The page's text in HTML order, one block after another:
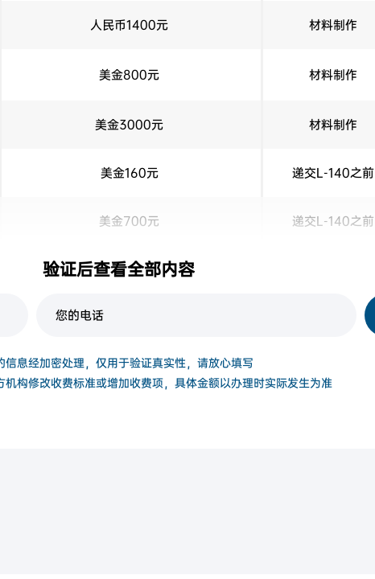
人民币1400元 材料制作
美金800元 材料制作
美金3000元 材料制作
美金160元 递交L-140之前
美金700元 递交L-140之前
美金2500 元
验证后查看全部内容
信息经加密处理，仅用于验证真实性，请放心填写
机构修改收费标准或增加收费项，具体金额以办理时实际发生为准